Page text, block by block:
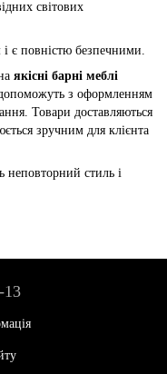
світових
і є повністю безпечними.
якісні барні меблі
з оформленням
Товари доставляються
зручним для клієнта
неповторний стиль і
13